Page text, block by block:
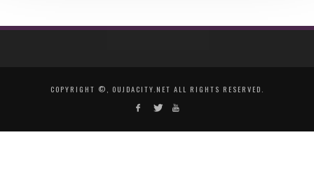
COPYRIGHT ©, OUJDACITY.NET ALL RIGHTS RESERVED.